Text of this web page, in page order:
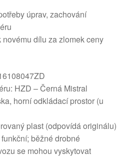
úprav, zachování
dílu za zlomek ceny
HZD – Černá Mistral
horní odkládací prostor (u
plast (odpovídá originálu)
běžné drobné
se mohou vyskytovat